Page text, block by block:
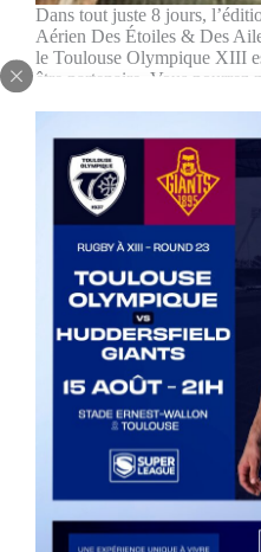
Dans tout juste 8 jours,
Aérien Des Étoiles & Des
le Toulouse Olympique XIII
être partenaire. Vous pourrez
Actualités,Equipe Pro
Le TO sort la tête haute à St